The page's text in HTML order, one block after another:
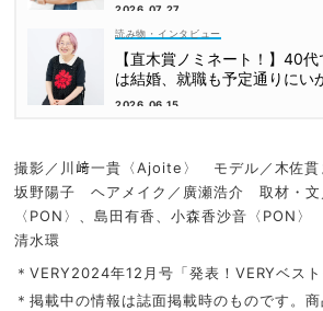
2026.07.27
読み物・インタビュー
【直木賞ノミネート！】40
は結婚、就職も予定通りにい
倉かすみさん
2026.06.15
撮影／川﨑一貴〈Ajoite〉 モデル／木佐
坂野陽子 ヘアメイク／廣瀬浩介 取材・文
〈PON〉、島田有香、小森香沙音〈PON〉
清水環
＊VERY2024年12月号「発表！VERYベスト
＊掲載中の情報は誌面掲載時のものです。